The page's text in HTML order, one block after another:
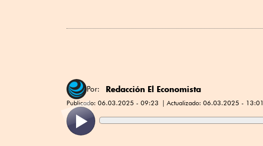
Por: Redacción El Economista
Publicado: 06.03.2025 - 09:23 Actualizado: 06.03.2025 - 13:01